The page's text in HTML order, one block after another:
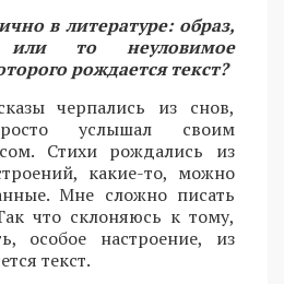
в литературе: образ,
то неуловимое
рождается текст?
черпались из снов,
услышал своим
Стихи рождались из
какие-то, можно
Мне сложно писать
что склоняюсь к тому,
особое настроение, из
текст.